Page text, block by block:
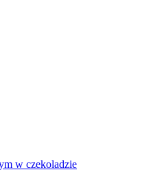
w czekoladzie